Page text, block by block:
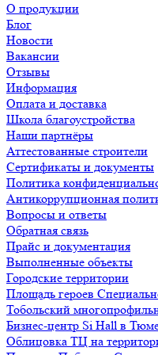
О продукции
Блог
Новости
Вакансии
Отзывы
Информация
Оплата и доставка
Школа благоустройства
Наши партнёры
Аттестованные строители
Сертификаты и документы
Политика
Антикоррупционная
Вопросы и ответы
Обратная связь
Прайс и документация
Выполненные объекты
Городские территории
Площадь героев
Тобольский
Бизнес-центр Si Hall в
Облицовка ТЦ на